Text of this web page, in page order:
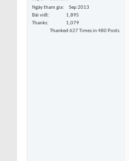
Ngày tham gia
Sep 2013
Bài viết
1,895
Thanks
1,079
Thanked 627 Times in 480 Posts